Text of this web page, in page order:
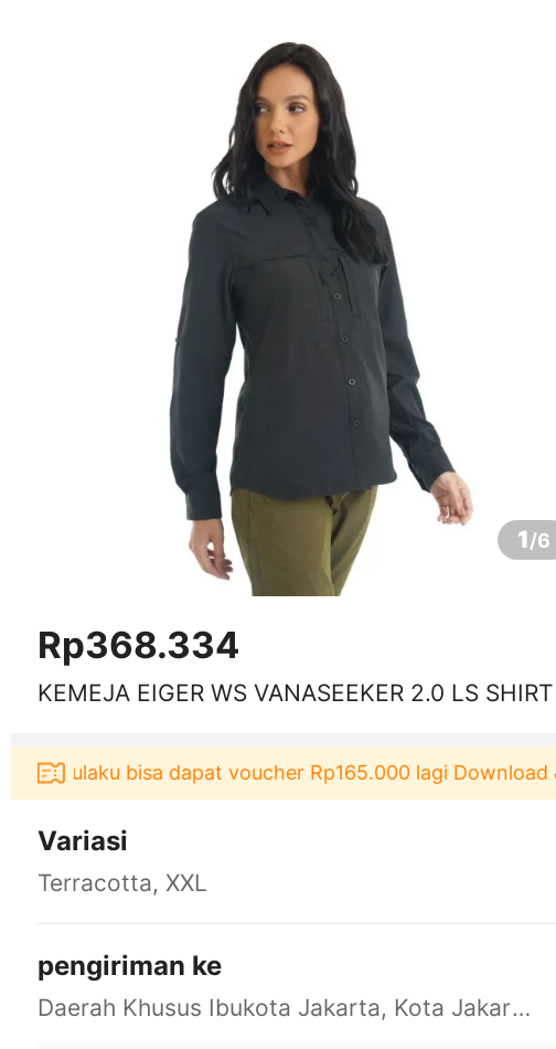
1/6
Rp368.334
KEMEJA EIGER WS VANASEEKER 2.0 LS SHIRT
bisa dapat voucher Rp165.000 lagi Download &
Variasi
Terracotta, XXL
pengiriman ke
Daerah Khusus Ibukota Jakarta, Kota Jakarta Barat, Cengkareng, yy